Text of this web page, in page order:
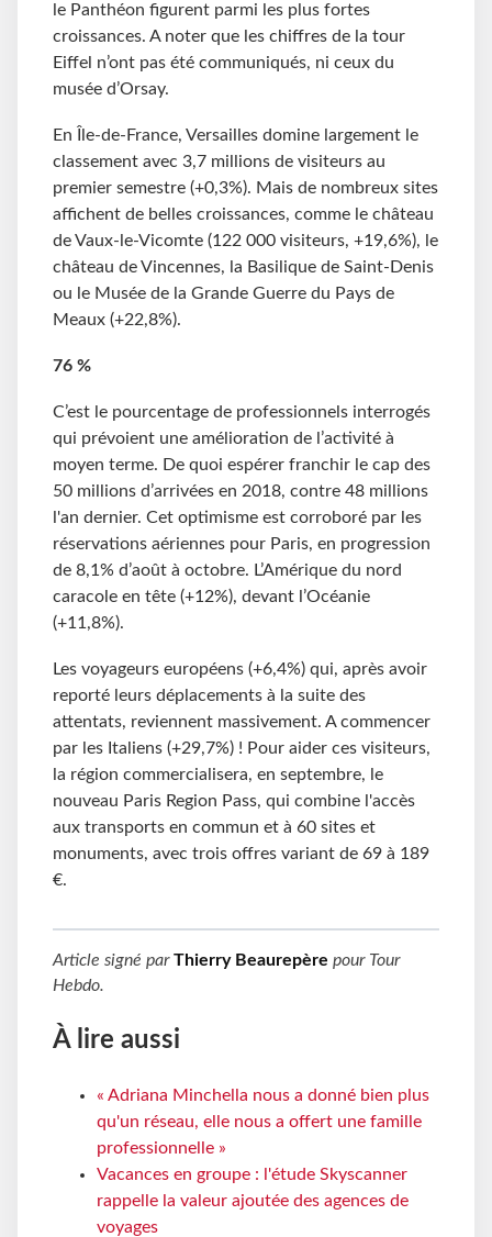
le Panthéon figurent parmi les plus fortes
croissances. A noter que les chiffres de la tour
Eiffel n’ont pas été communiqués, ni ceux du
musée d’Orsay.
En Île-de-France, Versailles domine largement le
classement avec 3,7 millions de visiteurs au
premier semestre (+0,3%). Mais de nombreux sites
affichent de belles croissances, comme le château
de Vaux-le-Vicomte (122 000 visiteurs, +19,6%), le
château de Vincennes, la Basilique de Saint-Denis
ou le Musée de la Grande Guerre du Pays de
Meaux (+22,8%).
76 %
C’est le pourcentage de professionnels interrogés
qui prévoient une amélioration de l’activité à
moyen terme. De quoi espérer franchir le cap des
50 millions d’arrivées en 2018, contre 48 millions
l'an dernier. Cet optimisme est corroboré par les
réservations aériennes pour Paris, en progression
de 8,1% d’août à octobre. L’Amérique du nord
caracole en tête (+12%), devant l’Océanie
(+11,8%).
Les voyageurs européens (+6,4%) qui, après avoir
reporté leurs déplacements à la suite des
attentats, reviennent massivement. A commencer
par les Italiens (+29,7%) ! Pour aider ces visiteurs,
la région commercialisera, en septembre, le
nouveau Paris Region Pass, qui combine l'accès
aux transports en commun et à 60 sites et
monuments, avec trois offres variant de 69 à 189
€.
Article signé parThierry Beaurepère pour Tour
Hebdo.
À lire aussi
« Adriana Minchella nous a donné bien plus
qu'un réseau, elle nous a offert une famille
professionnelle »
Vacances en groupe : l'étude Skyscanner
rappelle la valeur ajoutée des agences de
voyages